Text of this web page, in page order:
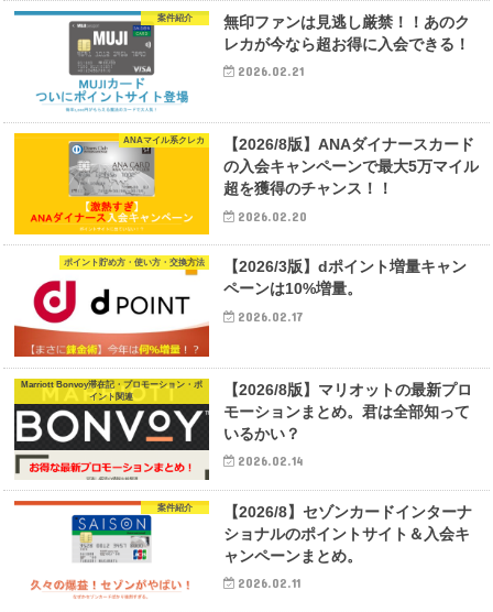
案件紹介
無印ファンは見逃し厳禁！！あのク
レカが今なら超お得に入会できる！
2026.02.21
ANAマイル系クレカ
【2026/8版】ANAダイナースカード
の入会キャンペーンで最大5万マイル
超を獲得のチャンス！！
2026.02.20
ポイント貯め方・使い方・交換方法
【2026/3版】dポイント増量キャン
ペーンは10%増量。
2026.02.17
Marriott Bonvoy滞在記・プロモーション・ポ
イント関連
【2026/8版】マリオットの最新プロ
モーションまとめ。君は全部知って
いるかい？
2026.02.14
案件紹介
【2026/8】セゾンカードインターナ
ショナルのポイントサイト＆入会キ
ャンペーンまとめ。
2026.02.11